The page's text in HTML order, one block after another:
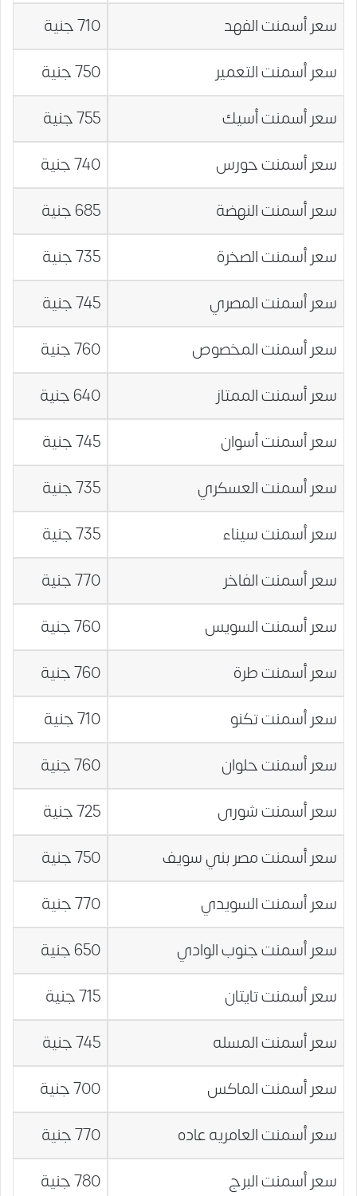
سعر أسمنت الفهد
710 جنية
سعر أسمنت التعمير
750 جنية
سعر أسمنت أسيك
755 جنية
سعر أسمنت حورس
740 جنية
سعر أسمنت النهضة
685 جنية
سعر أسمنت الصخرة
735 جنية
سعر أسمنت المصري
745 جنية
سعر أسمنت المخصوص
760 جنية
سعر أسمنت الممتاز
640 جنية
سعر أسمنت أسوان
745 جنية
سعر أسمنت العسكري
735 جنية
سعر أسمنت سيناء
735 جنية
سعر أسمنت الفاخر
770 جنية
سعر أسمنت السويس
760 جنية
سعر أسمنت طرة
760 جنية
سعر أسمنت تكنو
710 جنية
سعر أسمنت حلوان
760 جنية
سعر أسمنت شورى
725 جنية
سعر أسمنت مصر بني سويف
750 جنية
سعر أسمنت السويدي
770 جنية
سعر أسمنت جنوب الوادي
650 جنية
سعر أسمنت تايتان
715 جنية
سعر أسمنت المسله
745 جنية
سعر أسمنت الماكس
700 جنية
سعر أسمنت العامريه عاده
770 جنية
سعر أسمنت البرج
780 جنية